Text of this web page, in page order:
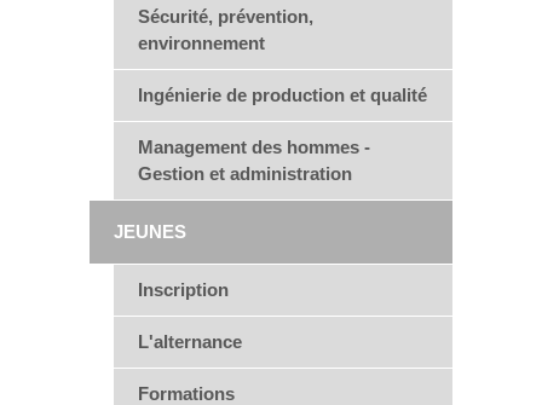
Sécurité, prévention,
environnement
Ingénierie de production et qualité
Management des hommes -
Gestion et administration
JEUNES
Inscription
L'alternance
Formations